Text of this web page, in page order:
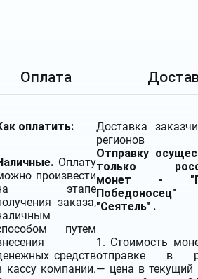
Оплата
оплатить:
Оплату
произвести
этапе
заказа,
путем
средств
кассу компании.
Доставка
регионов
Отправку
только
монет -
"Сеятель" .
1. Стоимость
отправке в
— цена в текущий